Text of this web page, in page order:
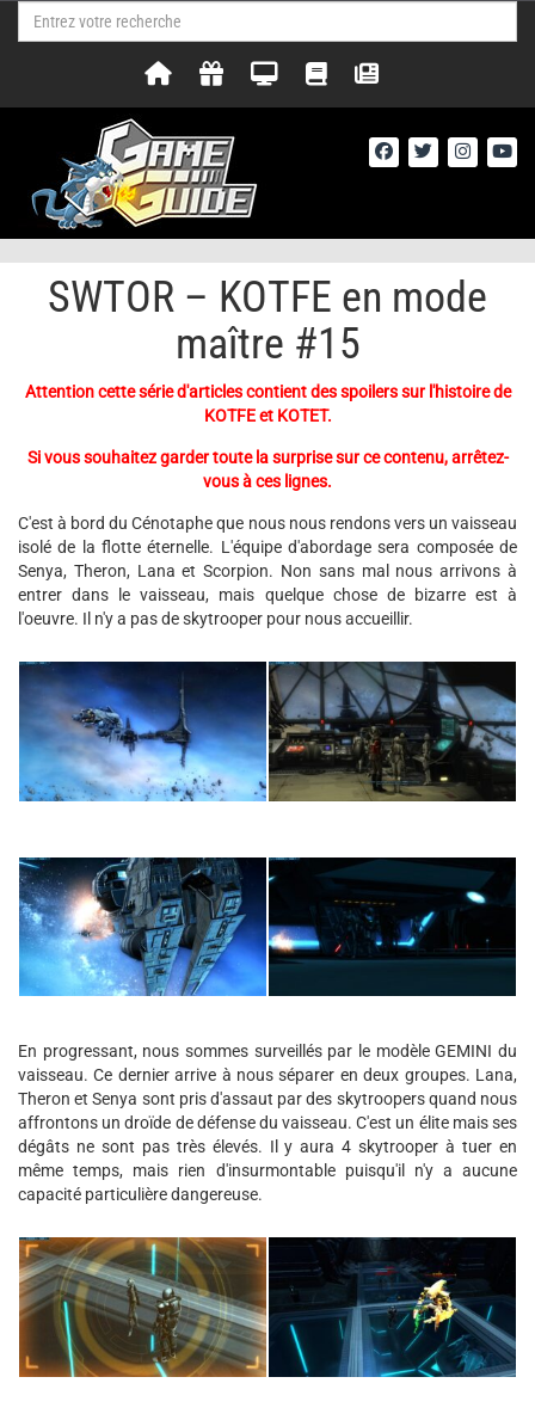
SWTOR – KOTFE en mode
maître #15
Attention cette série d'articles contient des spoilers sur l'histoire de
KOTFE et KOTET.
Si vous souhaitez garder toute la surprise sur ce contenu, arrêtez-
vous à ces lignes.
C'est à bord du Cénotaphe que nous nous rendons vers un vaisseau
isolé de la flotte éternelle. L'équipe d'abordage sera composée de
Senya, Theron, Lana et Scorpion. Non sans mal nous arrivons à
entrer dans le vaisseau, mais quelque chose de bizarre est à
l'oeuvre. Il n'y a pas de skytrooper pour nous accueillir.
En progressant, nous sommes surveillés par le modèle GEMINI du
vaisseau. Ce dernier arrive à nous séparer en deux groupes. Lana,
Theron et Senya sont pris d'assaut par des skytroopers quand nous
affrontons un droïde de défense du vaisseau. C'est un élite mais ses
dégâts ne sont pas très élevés. Il y aura 4 skytrooper à tuer en
même temps, mais rien d'insurmontable puisqu'il n'y a aucune
capacité particulière dangereuse.